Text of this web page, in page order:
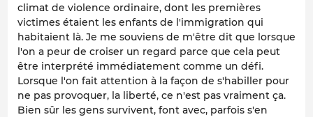
climat de violence ordinaire, dont les premières
victimes étaient les enfants de l'immigration qui
habitaient là. Je me souviens de m'être dit que lorsque
l'on a peur de croiser un regard parce que cela peut
être interprété immédiatement comme un défi.
Lorsque l'on fait attention à la façon de s'habiller pour
ne pas provoquer, la liberté, ce n'est pas vraiment ça.
Bien sûr les gens survivent, font avec, parfois s'en